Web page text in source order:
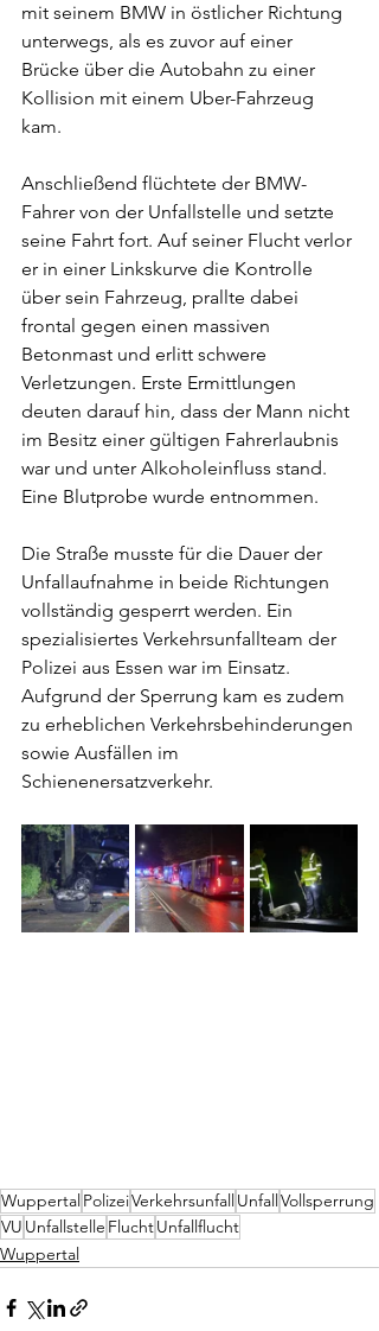
mit seinem BMW in östlicher Richtung
unterwegs, als es zuvor auf einer
Brücke über die Autobahn zu einer
Kollision mit einem Uber-Fahrzeug
kam.
Anschließend flüchtete der BMW-
Fahrer von der Unfallstelle und setzte
seine Fahrt fort. Auf seiner Flucht verlor
er in einer Linkskurve die Kontrolle
über sein Fahrzeug, prallte dabei
frontal gegen einen massiven
Betonmast und erlitt schwere
Verletzungen. Erste Ermittlungen
deuten darauf hin, dass der Mann nicht
im Besitz einer gültigen Fahrerlaubnis
war und unter Alkoholeinfluss stand.
Eine Blutprobe wurde entnommen.
Die Straße musste für die Dauer der
Unfallaufnahme in beide Richtungen
vollständig gesperrt werden. Ein
spezialisiertes Verkehrsunfallteam der
Polizei aus Essen war im Einsatz.
Aufgrund der Sperrung kam es zudem
zu erheblichen Verkehrsbehinderungen
sowie Ausfällen im
Schienenersatzverkehr.
WuppertalPolizeiVerkehrsunfallUnfallVollsperrung
VU Unfallstelle FluchtUnfallflucht
Wuppertal